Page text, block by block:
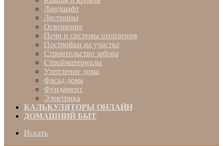
Ландшафт
Лестницы
Освещение
Печи и системы отопления
Постройки на участке
Строительство забора
Стройматериалы
Утепление дома
Фасад дома
Фундамент
Электрика
КАЛЬКУЛЯТОРЫ ОНЛАЙН
ДОМАШНИЙ БЫТ
Искать